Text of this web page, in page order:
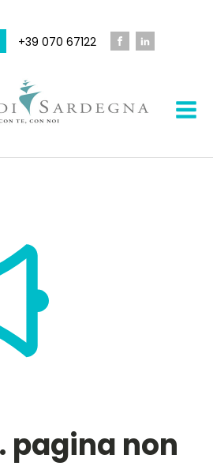
+39 070 67122
pagina non